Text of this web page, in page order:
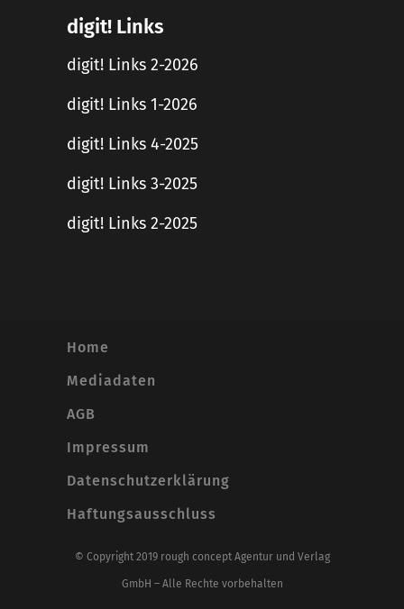
digit! Links
digit! Links 2-2026
digit! Links 1-2026
digit! Links 4-2025
digit! Links 3-2025
digit! Links 2-2025
Home
Mediadaten
AGB
Impressum
Datenschutzerklärung
Haftungsausschluss
© Copyright 2019 rough concept Agentur und Verlag
GmbH – Alle Rechte vorbehalten